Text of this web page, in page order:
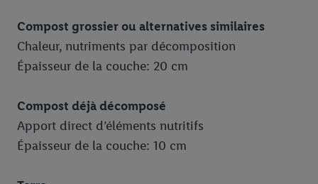
Compost grossier ou alternatives similaires
Chaleur, nutriments par décomposition
Épaisseur de la couche: 20 cm
Compost déjà décomposé
Apport direct d’éléments nutritifs
Épaisseur de la couche: 10 cm